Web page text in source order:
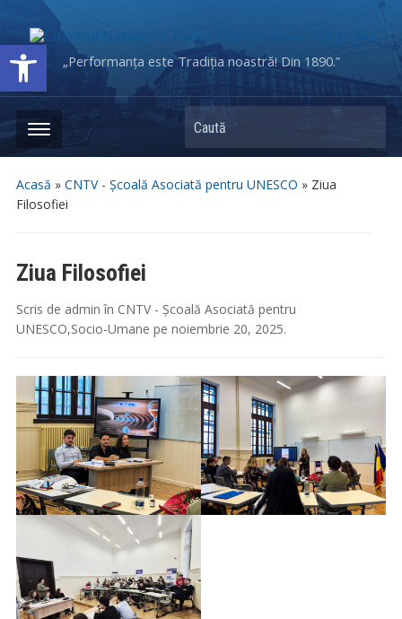
Deschide bara de unelte„Performanța este Tradiția noastră! Din 1890.”
Caută
Acasă » CNTV - Școală Asociată pentru UNESCO » Ziua
Filosofiei
Ziua Filosofiei
Scris de admin în CNTV - Școală Asociată pentru
UNESCO,Socio-Umane pe noiembrie 20, 2025.